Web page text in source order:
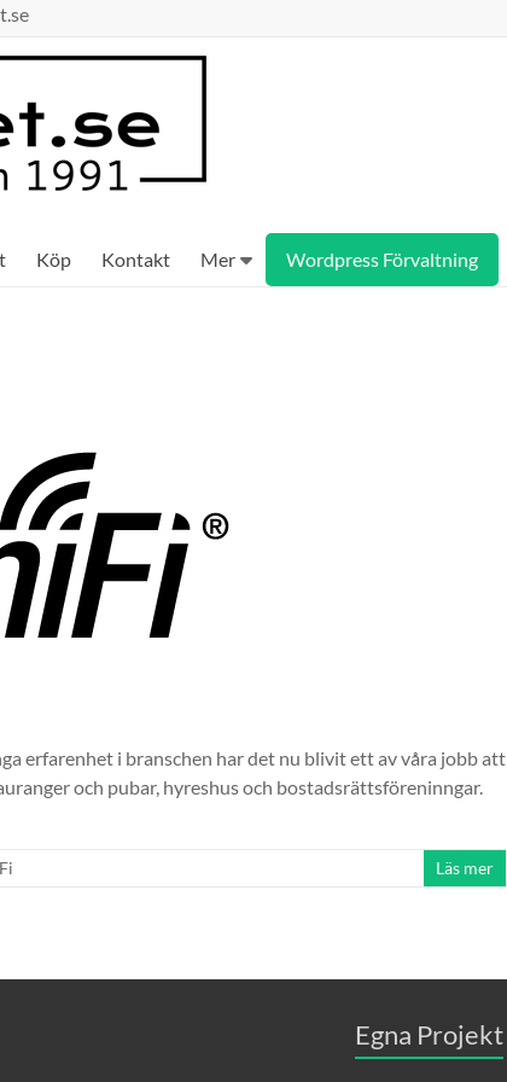
Köp Kontakt Mer Wordpress Förvaltning
erfarenhet i branschen har det nu blivit ett av våra jobb att
och pubar, hyreshus och bostadsrättsföreninngar.
Läs mer
Egna Projekt